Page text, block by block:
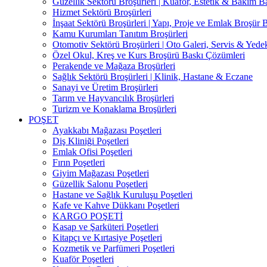
Hizmet Sektörü Broşürleri
İnşaat Sektörü Broşürleri | Yapı, Proje ve Emlak Broşür
Kamu Kurumları Tanıtım Broşürleri
Otomotiv Sektörü Broşürleri | Oto Galeri, Servis &
Özel Okul, Kreş ve Kurs Broşürü Baskı Çözümleri
Perakende ve Mağaza Broşürleri
Sağlık Sektörü Broşürleri | Klinik, Hastane & Eczane
Sanayi ve Üretim Broşürleri
Tarım ve Hayvancılık Broşürleri
Turizm ve Konaklama Broşürleri
POŞET
Ayakkabı Mağazası Poşetleri
Diş Kliniği Poşetleri
Emlak Ofisi Poşetleri
Fırın Poşetleri
Giyim Mağazası Poşetleri
Güzellik Salonu Poşetleri
Hastane ve Sağlık Kuruluşu Poşetleri
Kafe ve Kahve Dükkanı Poşetleri
KARGO POŞETİ
Kasap ve Şarküteri Poşetleri
Kitapçı ve Kırtasiye Poşetleri
Kozmetik ve Parfümeri Poşetleri
Kuaför Poşetleri